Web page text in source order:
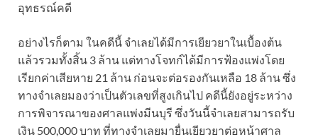
อุทธรณ์คดี
อย่างไรก็ตาม ในคดีนี้ จำเลยได้มีการเยียวยาในเบื้องต้น
แล้วรวมทั้งสิ้น 3 ล้าน แต่ทางโจทก์ได้มีการฟ้องแพ่งโดย
เรียกค่าเสียหาย 21 ล้าน ก่อนจะต่อรองกันเหลือ 18 ล้าน ซึ่ง
ทางจำเลยมองว่าเป็นตัวเลขที่สูงเกินไป คดีนี้ยังอยู่ระหว่าง
การพิจารณาของศาลแพ่งมีนบุรี ซึ่งวันนี้จำเลยสามารถรับ
เงิน 500,000 บาท ที่ทางจำเลยมายื่นเยียวยาต่อหน้าศาล